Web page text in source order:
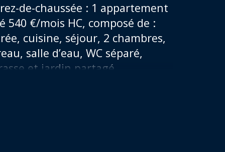
de-chaussée : 1 appartement
540 €/mois HC, composé de :
cuisine, séjour, 2 chambres,
salle d’eau, WC séparé,
et jardin partagé.